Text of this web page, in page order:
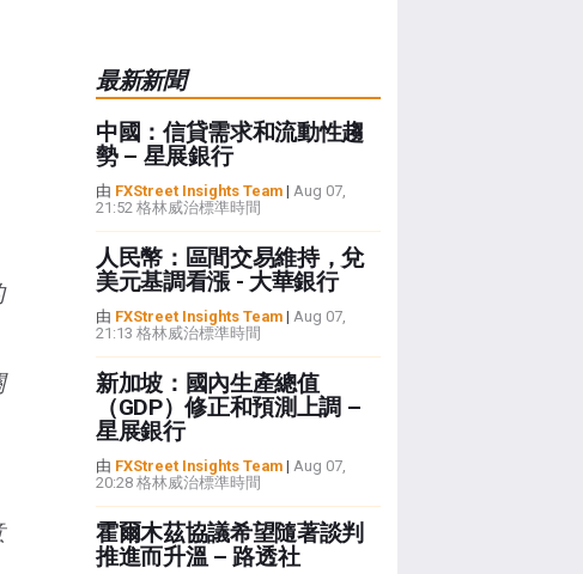
最新新聞
中國：信貸需求和流動性趨
勢 – 星展銀行
由 FXStreet Insights Team| Aug 07,
21:52 格林威治標準時間
人民幣：區間交易維持，兌
美元基調看漲 - 大華銀行
由 FXStreet Insights Team| Aug 07,
21:13 格林威治標準時間
新加坡：國內生產總值
（GDP）修正和預測上調 –
星展銀行
由 FXStreet Insights Team| Aug 07,
20:28 格林威治標準時間
霍爾木茲協議希望隨著談判
推進而升溫 – 路透社